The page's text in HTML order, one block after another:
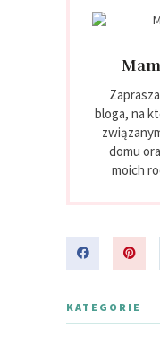
bloga, na
domu
moich
KATEGORIE